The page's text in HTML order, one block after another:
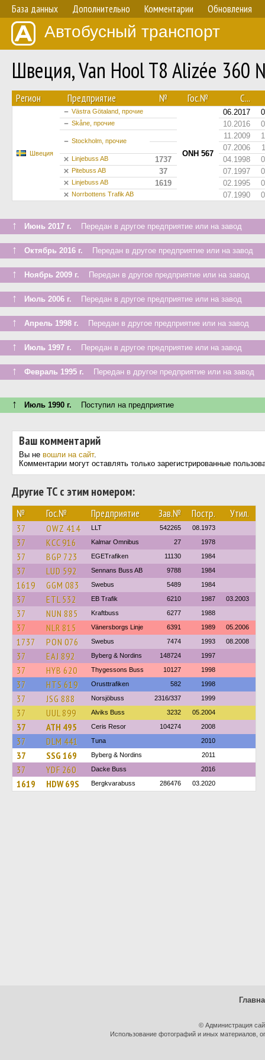
База данных Дополнительно Комментарии Обновления
Автобусный транспорт
Швеция, Van Hool T8 Alizée 360
Регион Предприятие № Гос.№ С...
Швеция
Västra Götaland, прочие
ONH 567
06.2017
Skåne, прочие 10.2016
Stockholm, прочие
11.2009
07.2006
Linjebuss AB 1737 04.1998
Pitebuss AB 37 07.1997
Linjebuss AB 1619 02.1995
Norrbottens Trafik AB 07.1990
↑ Июнь 2017 г. Передан в другое предприятие или на завод
↑ Октябрь 2016 г. Передан в другое предприятие или на завод
↑ Ноябрь 2009 г. Передан в другое предприятие или на завод
↑ Июль 2006 г. Передан в другое предприятие или на завод
↑ Апрель 1998 г. Передан в другое предприятие или на завод
↑ Июль 1997 г. Передан в другое предприятие или на завод
↑ Февраль 1995 г. Передан в другое предприятие или на завод
↑ Июль 1990 г. Поступил на предприятие
Ваш комментарий
Вы не вошли на сайт.
Комментарии могут оставлять только зарегистрированные
Другие ТС с этим номером:
№ Гос.№ Предприятие Зав.№ Постр. Утил.
37 OWZ 414 LLT 542265 08.1973
37 KCC 916 Kalmar Omnibus 27 1978
37 BGP 723 EGETrafiken 11130 1984
37 LUD 592 Sennans Buss AB 9788 1984
1619 GGM 083 Swebus 5489 1984
37 ETL 532 EB Trafik 6210 1987 03.2003
37 NUN 885 Kraftbuss 6277 1988
37 NLR 815 Vänersborgs Linje 6391 1989 05.2006
1737 PON 076 Swebus 7474 1993 08.2008
37 EAJ 892 Byberg & Nordins 148724 1997
37 HYB 620 Thygessons Buss 10127 1998
37 HTS 619 Orusttrafiken 582 1998
37 JSG 888 Norsjöbuss 2316/337 1999
37 UUL 899 Alviks Buss 3232 05.2004
37 ATH 495 Ceris Resor 104274 2008
37 DLM 441 Tuna 2010
37 SSG 169 Byberg & Nordins 2011
37 YDF 260 Dacke Buss 2016
1619 HDW 69S Bergkvarabuss 286476 03.2020
© Администрация
Использование фотографий и иных материалов,